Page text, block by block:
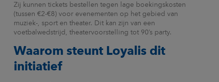
Zij kunnen tickets bestellen tegen lage boekingskosten
(tussen €2-€8) voor evenementen op het gebied van
muziek-, sport en theater. Dit kan zijn van een
voetbalwedstrijd, theatervoorstelling tot 90’s party.
Waarom steunt Loyalis dit
initiatief